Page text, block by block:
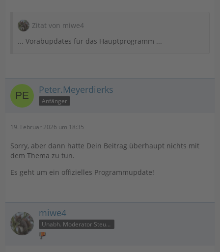
Zitat von miwe4
... Vorabupdates für das Hauptprogramm ...
Peter.Meyerdierks
Anfänger
19. Februar 2026 um 18:35
Sorry, aber dann hatte Dein Beitrag überhaupt nichts mit
dem Thema zu tun.
Es geht um ein offizielles Programmupdate!
miwe4
Unabh. Moderator Steuer